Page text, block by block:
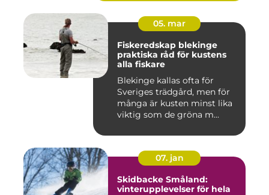
05. mar
Fiskeredskap blekinge
praktiska råd för kustens
alla fiskare
Blekinge kallas ofta för
Sveriges trädgård, men för
många är kusten minst lika
viktig som de gröna m...
07. jan
Skidbacke Småland:
vinterupplevelser för hela